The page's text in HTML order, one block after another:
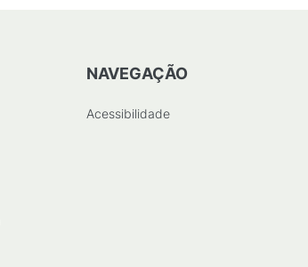
NAVEGAÇÃO
Acessibilidade